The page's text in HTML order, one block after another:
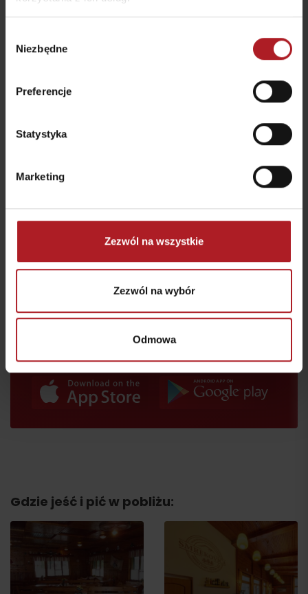
zgody
Niezbędne
Preferencje
Statystyka
Marketing
Zezwól na wszystkie
Zezwól na wybór
Odmowa
doświadczenia w naszej aplikacji
Gdzie jeść i pić w pobliżu: